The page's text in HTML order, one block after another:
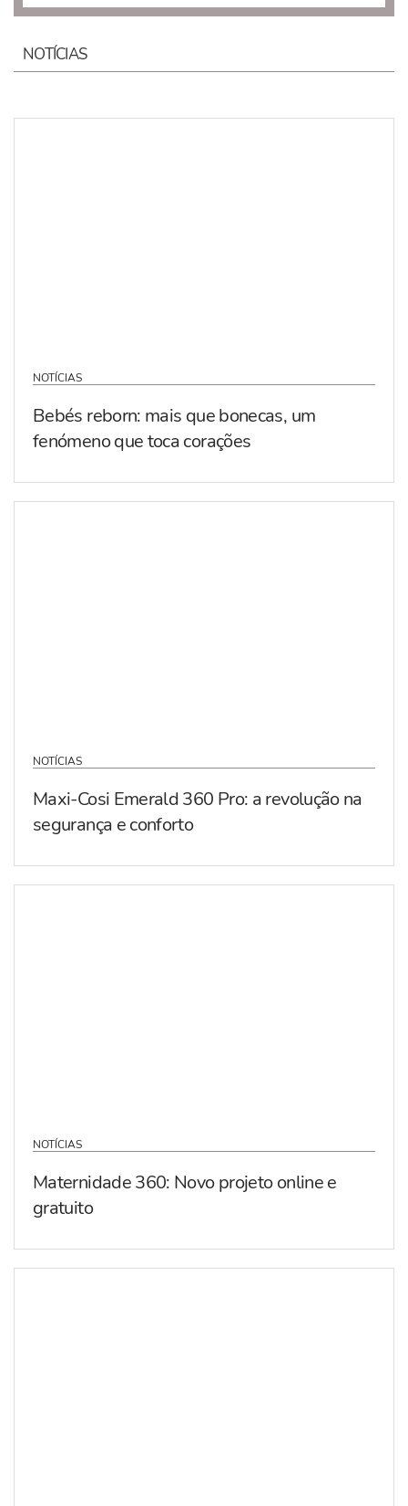
NOTÍCIAS
NOTÍCIAS
Bebés reborn: mais que bonecas, um
fenómeno que toca corações
NOTÍCIAS
Maxi-Cosi Emerald 360 Pro: a revolução na
segurança e conforto
NOTÍCIAS
Maternidade 360: Novo projeto online e
gratuito